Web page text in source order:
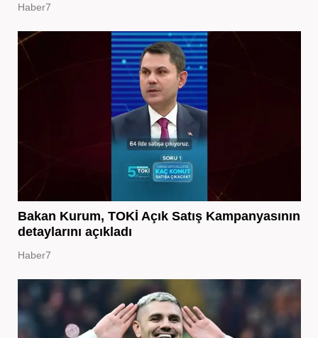
Haber7
Bakan Kurum, TOKİ Açık Satış Kampanyasının
detaylarını açıkladı
Haber7